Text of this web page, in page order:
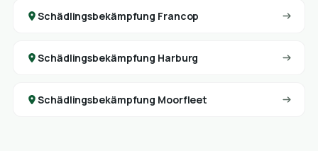
Schädlingsbekämpfung Francop
Schädlingsbekämpfung Harburg
Schädlingsbekämpfung Moorfleet